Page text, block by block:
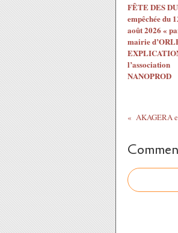
FÊTE DES
empêchée du
août 2026 «
mairie
l’association
NANOPROD